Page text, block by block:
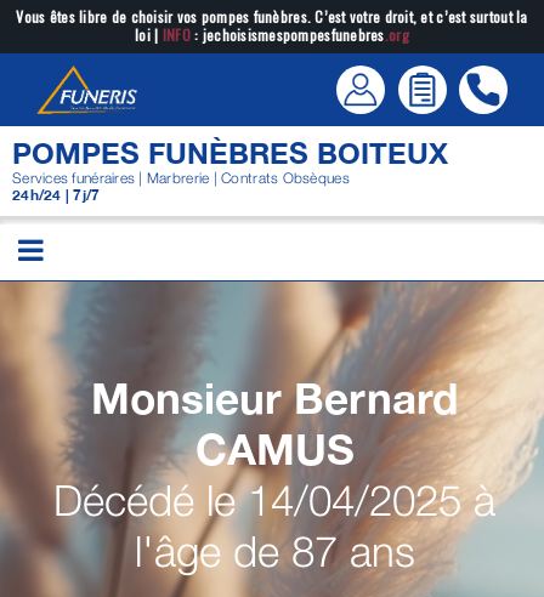
Passer
contenu
Vous êtes libre de choisir vos pompes funèbres. C’est votre droit, et c’est surtout la
loi | INFO: jechoisismespompesfunebres.org
POMPES FUNÈBRES BOITEUX
Services funéraires | Marbrerie | Contrats Obsèques
24h/24 | 7j/7
Monsieur Bernard
CAMUS
Décédé le 14/04/2025 à
l'âge de 87 ans